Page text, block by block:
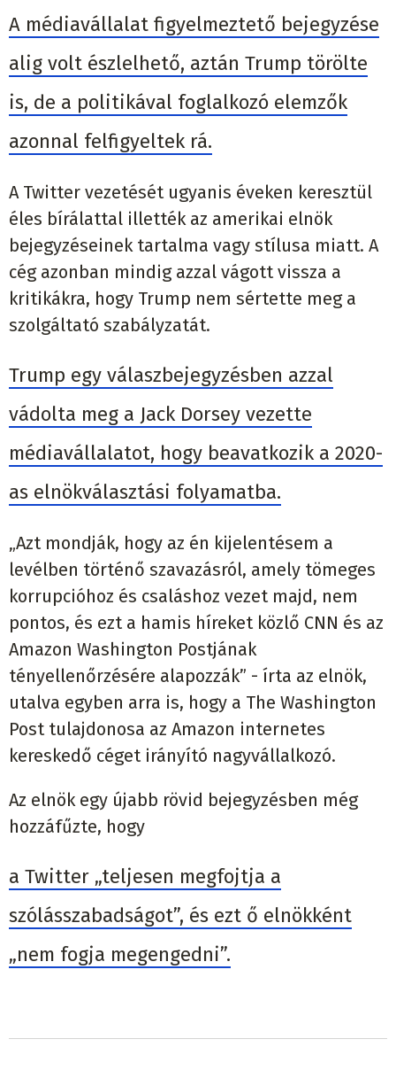
A médiavállalat figyelmeztető bejegyzése
alig volt észlelhető, aztán Trump törölte
is, de a politikával foglalkozó elemzők
azonnal felfigyeltek rá.
A Twitter vezetését ugyanis éveken keresztül
éles bírálattal illették az amerikai elnök
bejegyzéseinek tartalma vagy stílusa miatt. A
cég azonban mindig azzal vágott vissza a
kritikákra, hogy Trump nem sértette meg a
szolgáltató szabályzatát.
Trump egy válaszbejegyzésben azzal
vádolta meg a Jack Dorsey vezette
médiavállalatot, hogy beavatkozik a 2020-
as elnökválasztási folyamatba.
„Azt mondják, hogy az én kijelentésem a
levélben történő szavazásról, amely tömeges
korrupcióhoz és csaláshoz vezet majd, nem
pontos, és ezt a hamis híreket közlő CNN és az
Amazon Washington Postjának
tényellenőrzésére alapozzák” - írta az elnök,
utalva egyben arra is, hogy a The Washington
Post tulajdonosa az Amazon internetes
kereskedő céget irányító nagyvállalkozó.
Az elnök egy újabb rövid bejegyzésben még
hozzáfűzte, hogy
a Twitter „teljesen megfojtja a
szólásszabadságot”, és ezt ő elnökként
„nem fogja megengedni”.